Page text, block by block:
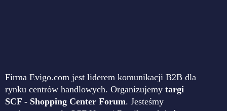
Firma Evigo.com jest liderem komunikacji B2B dla
rynku centrów handlowych. Organizujemy targi
SCF - Shopping Center Forum. Jesteśmy